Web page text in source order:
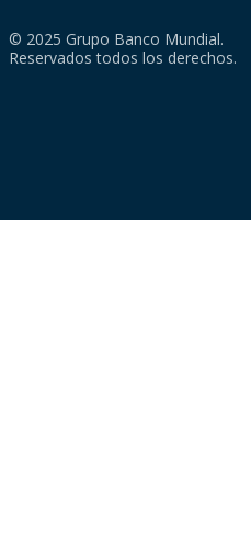
© 2025 Grupo Banco Mundial.
Reservados todos los derechos.